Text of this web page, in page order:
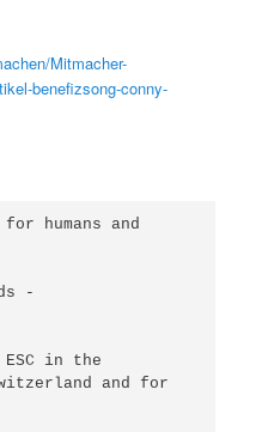
Mitmacher-
benefizsong-conny-
for humans and
-
in the
and for